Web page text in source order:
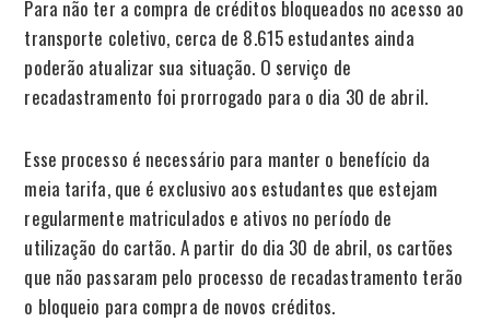
Para não ter a compra de créditos bloqueados no acesso ao
transporte coletivo, cerca de 8.615 estudantes ainda
poderão atualizar sua situação. O serviço de
recadastramento foi prorrogado para o dia 30 de abril.
Esse processo é necessário para manter o benefício da
meia tarifa, que é exclusivo aos estudantes que estejam
regularmente matriculados e ativos no período de
utilização do cartão. A partir do dia 30 de abril, os cartões
que não passaram pelo processo de recadastramento terão
o bloqueio para compra de novos créditos.